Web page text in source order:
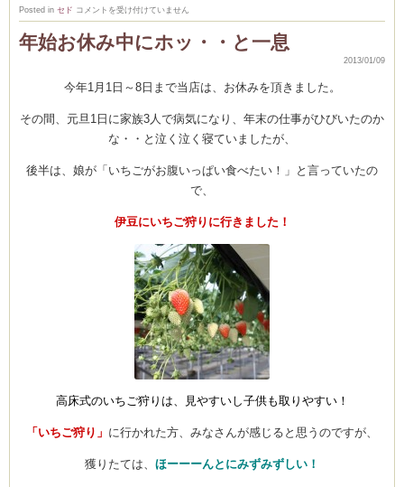
Posted in セド Tarte
り
ん
子
の
様！
タ
タ
ン
コメントを受け付けていません
年始お休み中にホッ・・と一息
2013/01/09
今年1月1日～8日まで当店は、お休みを頂きました。
その間、元旦1日に家族3人で病気になり、年末の仕事がひびいたのか
な・・と泣く泣く寝ていましたが、
後半は、娘が「いちごがお腹いっぱい食べたい！」と言っていたの
で、
伊豆にいちご狩りに行きました！
高床式のいちご狩りは、見やすいし子供も取りやすい！
「いちご狩り」 に行かれた方、みなさんが感じると思うのですが、
獲りたては、 ほーーーんとにみずみずしい！